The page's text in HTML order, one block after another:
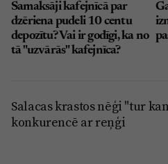
Samaksāji kafejnīcā par
dzēriena pudeli 10 centu
depozītu? Vai ir godīgi, ka no
tā "uzvārās" kafejnīca?
Salacas krastos nēģi "tur
konkurencē ar reņģi